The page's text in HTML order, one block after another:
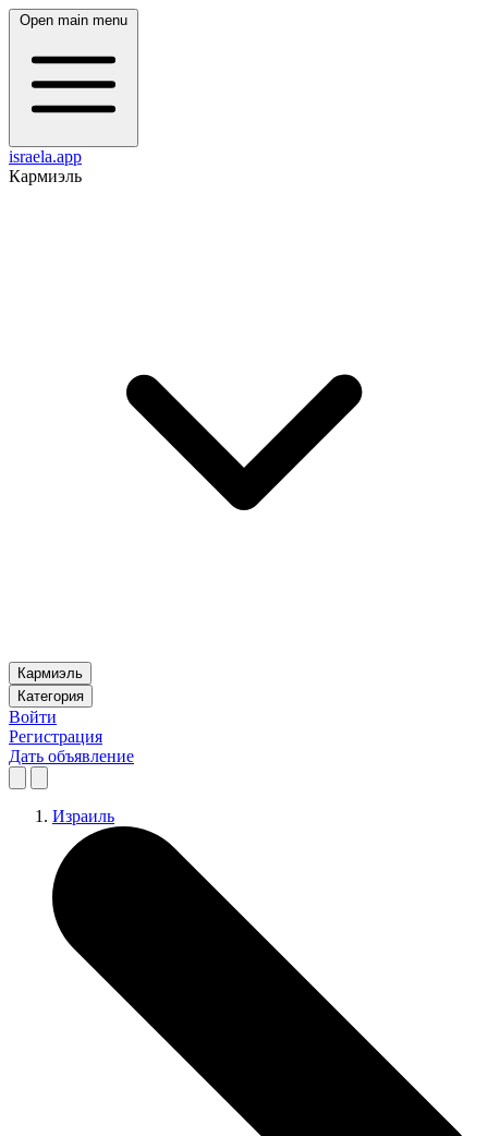
Open main menu
israela.app
Кармиэль
Кармиэль
Категория
Войти
Регистрация
Дать объявление
Израиль